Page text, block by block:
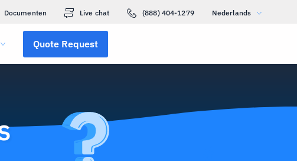
Documenten Live chat (888) 404-1279 Nederlands
Quote Request